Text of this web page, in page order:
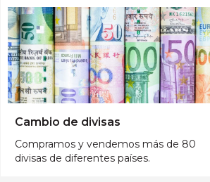
Cambio de divisas
Compramos y vendemos más de 80
divisas de diferentes países.